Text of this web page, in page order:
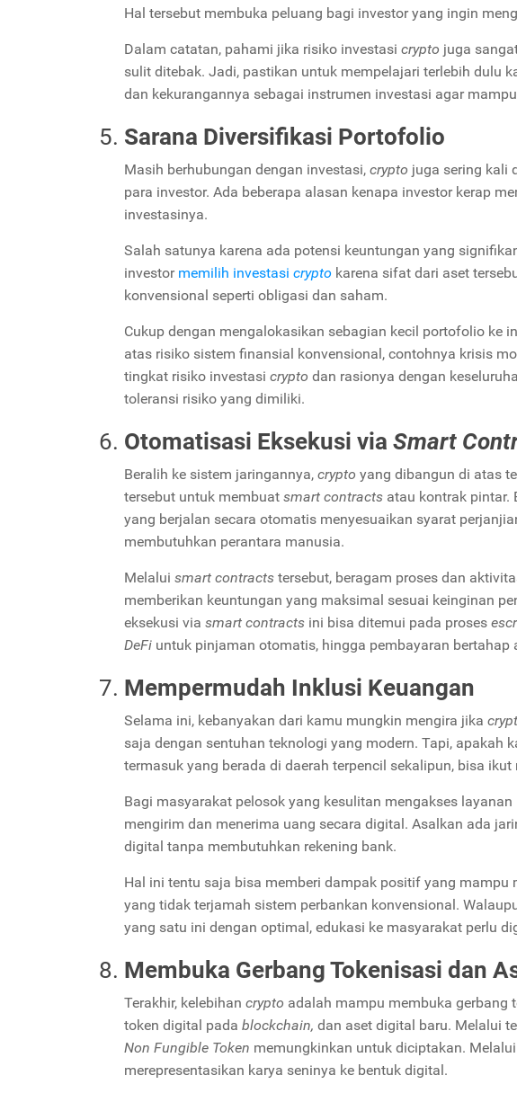
Hal tersebut membuka peluang bagi investor yang ingin
Dalam catatan, pahami jika risiko investasi crypto juga
sulit ditebak. Jadi, pastikan untuk mempelajari terlebih dulu
dan kekurangannya sebagai instrumen investasi agar
Sarana Diversifikasi Portofolio
Masih berhubungan dengan investasi, crypto juga sering kali
para investor. Ada beberapa alasan kenapa investor kerap
investasinya.
Salah satunya karena ada potensi keuntungan yang
investor memilih investasi crypto karena sifat dari aset
konvensional seperti obligasi dan saham.
Cukup dengan mengalokasikan sebagian kecil portofolio ke
atas risiko sistem finansial konvensional, contohnya krisis
tingkat risiko investasi crypto dan rasionya dengan
toleransi risiko yang dimiliki.
Otomatisasi Eksekusi via Smart
Beralih ke sistem jaringannya, crypto yang dibangun di atas
tersebut untuk membuat smart contracts atau kontrak pintar.
yang berjalan secara otomatis menyesuaikan syarat
membutuhkan perantara manusia.
Melalui smart contracts tersebut, beragam proses dan
memberikan keuntungan yang maksimal sesuai keinginan
eksekusi via smart contracts ini bisa ditemui pada proses
DeFi untuk pinjaman otomatis, hingga pembayaran bertahap
Mempermudah Inklusi Keuangan
Selama ini, kebanyakan dari kamu mungkin mengira jika
saja dengan sentuhan teknologi yang modern. Tapi, apakah
termasuk yang berada di daerah terpencil sekalipun, bisa
Bagi masyarakat pelosok yang kesulitan mengakses
mengirim dan menerima uang secara digital. Asalkan ada
digital tanpa membutuhkan rekening bank.
Hal ini tentu saja bisa memberi dampak positif yang
yang tidak terjamah sistem perbankan konvensional.
yang satu ini dengan optimal, edukasi ke masyarakat perlu
Membuka Gerbang Tokenisasi dan
Terakhir, kelebihan crypto adalah mampu membuka gerbang
token digital pada blockchain, dan aset digital baru. Melalui
Non Fungible Token memungkinkan untuk diciptakan.
merepresentasikan karya seninya ke bentuk digital.